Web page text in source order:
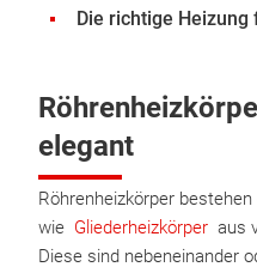
Die richtige
elegant
Röhrenheizkörper bestehen
wie Gliederheizkörper aus
Diese sind nebeneinander